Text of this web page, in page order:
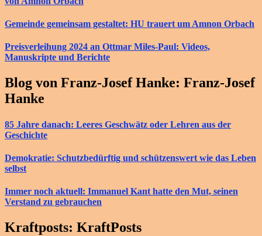
Gemeinde gemeinsam gestaltet: HU trauert um Amnon Orbach
Preisverleihung 2024 an Ottmar Miles-Paul: Videos,
Manuskripte und Berichte
Blog von Franz-Josef Hanke: Franz-Josef
Hanke
85 Jahre danach: Leeres Geschwätz oder Lehren aus der
Geschichte
Demokratie: Schutzbedürftig und schützenswert wie das Leben
selbst
Immer noch aktuell: Immanuel Kant hatte den Mut, seinen
Verstand zu gebrauchen
Kraftposts: KraftPosts